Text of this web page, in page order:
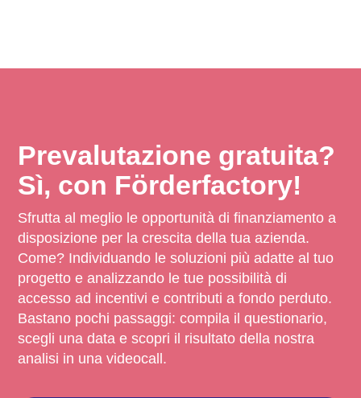
Prevalutazione gratuita?
Sì, con Förderfactory!
Sfrutta al meglio le opportunità di finanziamento a
disposizione per la crescita della tua azienda.
Come? Individuando le soluzioni più adatte al tuo
progetto e analizzando le tue possibilità di
accesso ad incentivi e contributi a fondo perduto.
Bastano pochi passaggi: compila il questionario,
scegli una data e scopri il risultato della nostra
analisi in una videocall.